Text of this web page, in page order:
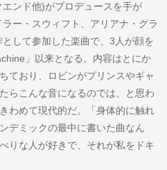
ンド他)がプロデュースを手が
ー・スウィフト、アリアナ・グラ
して参加した楽曲で、3人が顔を
」以来となる。内容はとにか
ており、ロビンがプリンスやギャ
らこんな音になるのでは、と思わ
わめて現代的だ。「身体的に触れ
デミックの最中に書いた曲なん
りな人が好きで、それが私をドキ